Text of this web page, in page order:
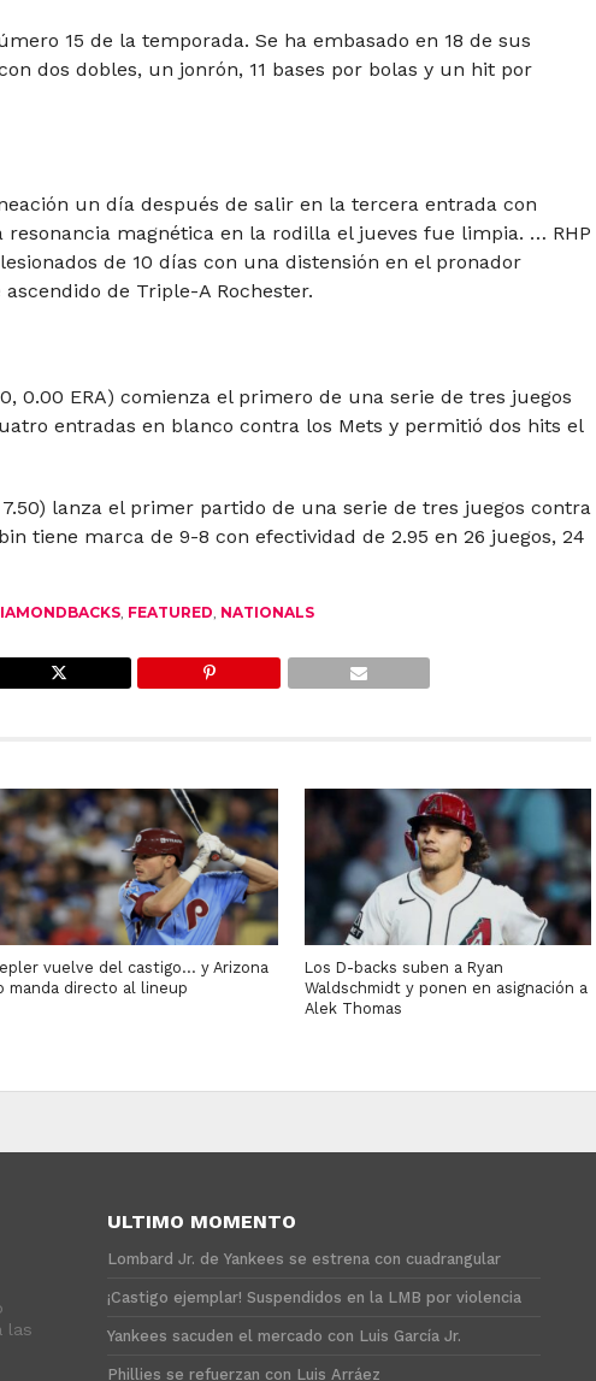
15 de la temporada. Se ha embasado en 18 de sus
dos dobles, un jonrón, 11 bases por bolas y un hit por
un día después de salir en la tercera entrada con
magnética en la rodilla el jueves fue limpia. … RHP
de 10 días con una distensión en el pronador
de Triple-A Rochester.
0.00 ERA) comienza el primero de una serie de tres juegos
entradas en blanco contra los Mets y permitió dos hits el
lanza el primer partido de una serie de tres juegos contra
tiene marca de 9-8 con efectividad de 2.95 en 26 juegos, 24
, FEATURED, NATIONALS
vuelve del castigo… y Arizona
manda directo al lineup
Los D-backs suben a Ryan
Waldschmidt y ponen en asignación a
Alek Thomas
las
ULTIMO MOMENTO
Lombard Jr. de Yankees se estrena con cuadrangular
¡Castigo ejemplar! Suspendidos en la LMB por violencia
Yankees sacuden el mercado con Luis García Jr.
Phillies se refuerzan con Luis Arráez